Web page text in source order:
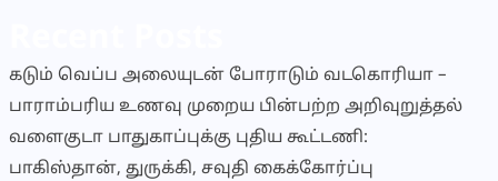
கடும் வெப்ப அலையுடன் போராடும் வடகொரியா –
பாராம்பரிய உணவு முறைய பின்பற்ற அறிவுறுத்தல்
வளைகுடா பாதுகாப்புக்கு புதிய கூட்டணி:
பாகிஸ்தான், துருக்கி, சவுதி கைக்கோர்ப்பு